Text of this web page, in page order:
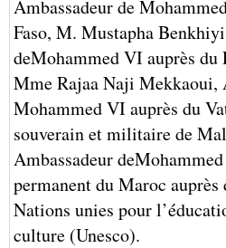
Ambassadeur de
Faso, M. Mustapha
deMohammed VI auprès du
Mme Rajaa Naji Mekkaoui,
Mohammed VI auprès du
souverain et militaire de
Ambassadeur
permanent du Maroc auprès
Nations unies pour
culture (Unesco).